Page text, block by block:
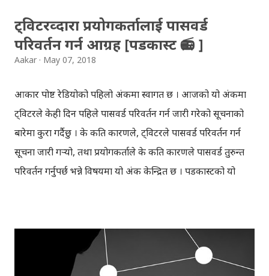
ट्विटरव्दारा प्रयोगकर्तालाई पासवर्ड
परिवर्तन गर्न आग्रह [पडकास्ट 📻 ]
Aakar May 07, 2018
आकार पोष्ट रेडियोको पहिलो अंकमा स्वागत छ । आजको यो अंकमा
ट्विटरले केही दिन पहिले पासवर्ड परिवर्तन गर्न जारी गरेको सूचनाको
बारेमा कुरा गर्दैछु । के कति कारणले, ट्विटरले पासवर्ड परिवर्तन गर्न
सूचना जारी गर्‍यो, तथा प्रयोगकर्ताले के कति कारणले पासवर्ड तुरुन्त
परिवर्तन गर्नुपर्छ भन्ने विषयमा यो अंक केन्द्रित छ । पडकास्टको यो
सञ्चालन गर्ने मेरो योजना छ, जहाँ सूचना प्रविधिका विभिन्न पाटोहरुको
बारेमा कुरा गर्नेछु । हाललाई यो पडकास्ट एन्कर एफएम तथा स्टिचर एप
मार्फत सुन्न सकिन्छ । ट्विटरमा प्रयोग भएको पासवर्ड अन्य साइटहरुमा